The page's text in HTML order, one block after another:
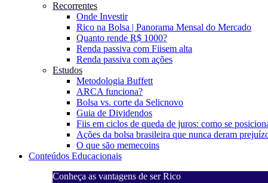
Recorrentes
Onde Investir
Rico na Bolsa | Panorama Mensal do Mercado
Quanto rende R$ 1000?
Renda passiva com Fiisem alta
Renda passiva com ações
Estudos
Metodologia Buffett
ARCA funciona?
Bolsa vs. corte da Selicnovo
Guia de Dividendos
Fiis em ciclos de queda de juros: como se
Ações da bolsa brasileira que nunca deram
O que são memecoins
Conteúdos Educacionais
Conheça as vantagens de ser Rico